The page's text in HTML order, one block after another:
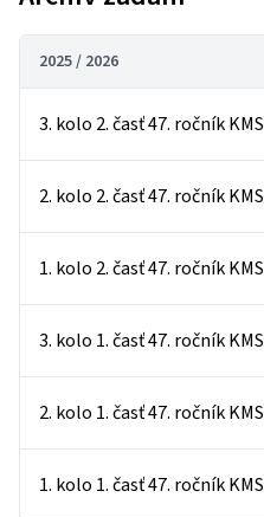
2025 / 2026
3. kolo 2. časť 47. ročník KMS
2. kolo 2. časť 47. ročník KMS
1. kolo 2. časť 47. ročník KMS
3. kolo 1. časť 47. ročník KMS
2. kolo 1. časť 47. ročník KMS
1. kolo 1. časť 47. ročník KMS